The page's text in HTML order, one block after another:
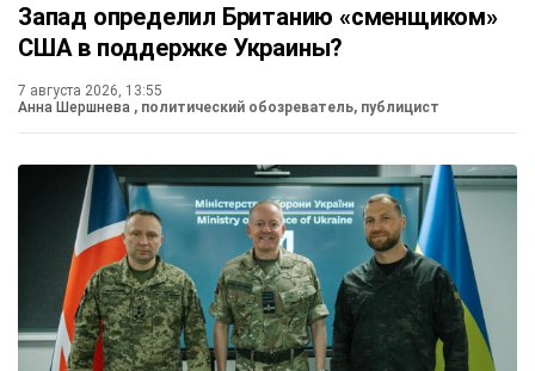
Запад определил Британию «сменщиком»
США в поддержке Украины?
7 августа 2026, 13:55
Анна Шершнева , политический обозреватель, публицист